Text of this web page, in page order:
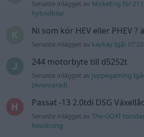
Senaste inlägget av MickeEng för 21
hybridbilar
Ni som kör HEV eller PHEV ?
Senaste inlägget av kaykay Igår 07:23
244 motorbyte till d5252t
Senaste inlägget av Jeppegaming
(Avancerad)
Passat -13 2.0tdi DSG
Senaste inlägget avThe-GOAT
felsökning